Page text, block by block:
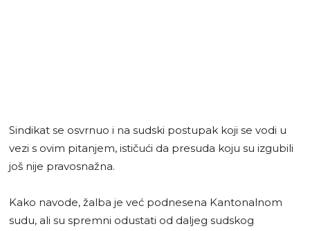
Sindikat se osvrnuo i na sudski postupak koji se vodi u
vezi s ovim pitanjem, ističući da presuda koju su izgubili
još nije pravosnažna.
Kako navode, žalba je već podnesena Kantonalnom
sudu, ali su spremni odustati od daljeg sudskog